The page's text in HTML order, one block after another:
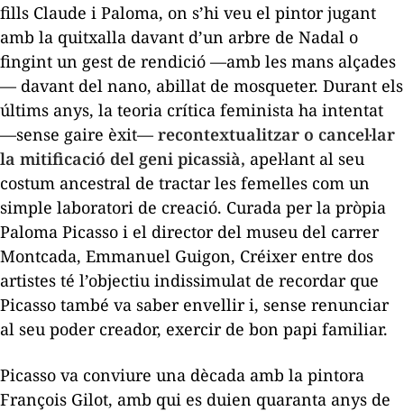
fills Claude i Paloma, on s’hi veu el pintor jugant
amb la quitxalla davant d’un arbre de Nadal o
fingint un gest de rendició —amb les mans alçades
— davant del nano, abillat de mosqueter. Durant els
últims anys, la teoria crítica feminista ha intentat
—sense gaire èxit— recontextualitzar o cancel·lar
la mitificació del geni picassià, apel·lant al seu
costum ancestral de tractar les femelles com un
simple laboratori de creació. Curada per la pròpia
Paloma Picasso i el director del museu del carrer
Montcada, Emmanuel Guigon, Créixer entre dos
artistes té l’objectiu indissimulat de recordar que
Picasso també va saber envellir i, sense renunciar
al seu poder creador, exercir de bon papi familiar.
Picasso va conviure una dècada amb la pintora
François Gilot, amb qui es duien quaranta anys de